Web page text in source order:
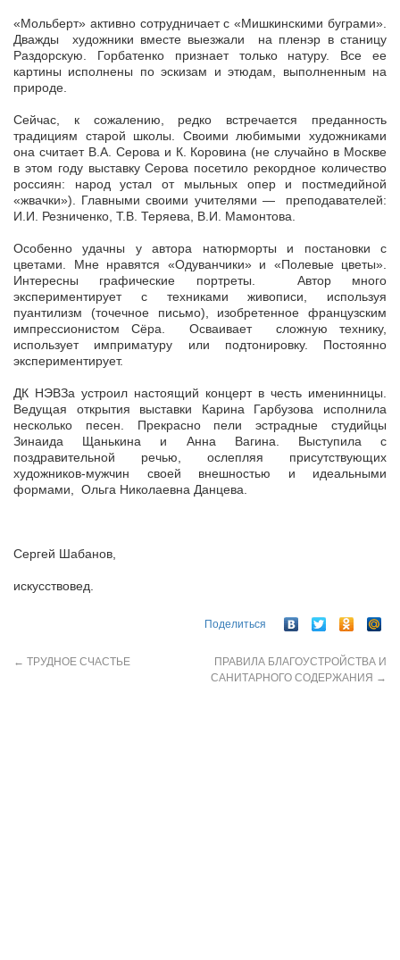
«Мольберт» активно сотрудничает с «Мишкинскими буграми».
Дважды художники вместе выезжали на пленэр в станицу
Раздорскую. Горбатенко признает только натуру. Все ее
картины исполнены по эскизам и этюдам, выполненным на
природе.
Сейчас, к сожалению, редко встречается преданность
традициям старой школы. Своими любимыми художниками
она считает В.А. Серова и К. Коровина (не случайно в Москве
в этом году выставку Серова посетило рекордное количество
россиян: народ устал от мыльных опер и постмедийной
«жвачки»). Главными своими учителями — преподавателей:
И.И. Резниченко, Т.В. Теряева, В.И. Мамонтова.
Особенно удачны у автора натюрморты и постановки с
цветами. Мне нравятся «Одуванчики» и «Полевые цветы».
Интересны графические портреты. Автор много
экспериментирует с техниками живописи, используя
пуантилизм (точечное письмо), изобретенное французским
импрессионистом Сёра. Осваивает сложную технику,
использует имприматуру или подтонировку. Постоянно
экспериментирует.
ДК НЭВЗа устроил настоящий концерт в честь именинницы.
Ведущая открытия выставки Карина Гарбузова исполнила
несколько песен. Прекрасно пели эстрадные студийцы
Зинаида Щанькина и Анна Вагина. Выступила с
поздравительной речью, ослепляя присутствующих
художников-мужчин своей внешностью и идеальными
формами, Ольга Николаевна Данцева.
Сергей Шабанов,
искусствовед.
Поделиться
← ТРУДНОЕ СЧАСТЬЕ
ПРАВИЛА БЛАГОУСТРОЙСТВА И
САНИТАРНОГО СОДЕРЖАНИЯ →